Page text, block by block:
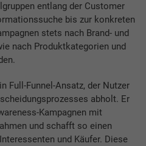
entlang der Customer
bis zur konkreten
stets nach Brand- und
nach Produktkategorien und
Full-Funnel-Ansatz, der Nutzer
abholt. Er
Kampagnen mit
und schafft so einen
und Käufer. Diese